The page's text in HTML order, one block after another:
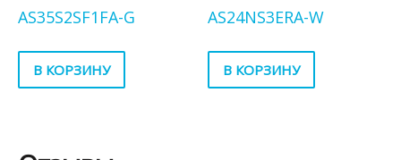
AS35S2SF1FA-G
В КОРЗИНУ
AS24NS3ERA-W
В КОРЗИНУ